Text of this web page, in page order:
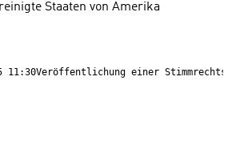
Staaten von Amerika
11:30Veröffentlichung einer